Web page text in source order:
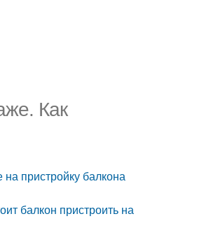
Как
пристройку балкона
балкон пристроить на